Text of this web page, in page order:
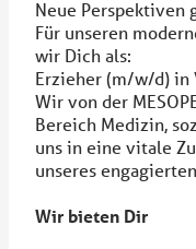
Neue Perspektiven
Für unseren
wir Dich als:
Erzieher (m/w/d)
Wir von der
Bereich Medizin,
uns in eine vitale
unseres
Wir bieten Dir